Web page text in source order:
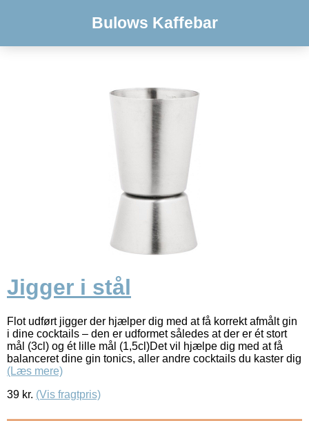
Bulows Kaffebar
Jigger i stål
Flot udført jigger der hjælper dig med at få korrekt afmålt gin
i dine cocktails – den er udformet således at der er ét stort
mål (3cl) og ét lille mål (1,5cl)Det vil hjælpe dig med at få
balanceret dine gin tonics, aller andre cocktails du kaster dig
(Læs mere)
39 kr. (Vis fragtpris)